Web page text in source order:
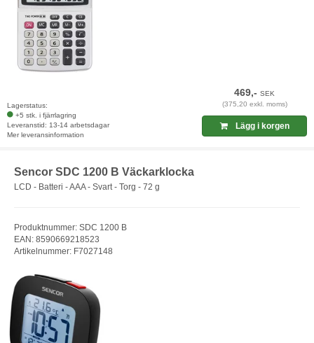
Lagerstatus:
+5 stk. i fjärrlagring
Leveranstid: 13-14 arbetsdagar
Mer leveransinformation
469,-SEK
(375,20 exkl. moms)
Lägg i korgen
Sencor SDC 1200 B Väckarklocka
LCD - Batteri - AAA - Svart - Torg - 72 g
Produktnummer: SDC 1200 B
EAN: 8590669218523
Artikelnummer: F7027148